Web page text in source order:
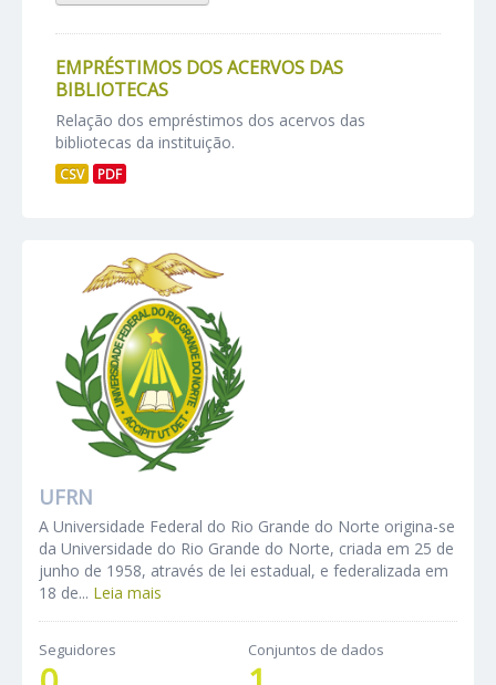
EMPRÉSTIMOS DOS ACERVOS DAS
BIBLIOTECAS
Relação dos empréstimos dos acervos das
bibliotecas da instituição.
CSV PDF
UFRN
A Universidade Federal do Rio Grande do Norte origina-se
da Universidade do Rio Grande do Norte, criada em 25 de
junho de 1958, através de lei estadual, e federalizada em
18 de... Leia mais
Seguidores Conjuntos de dados